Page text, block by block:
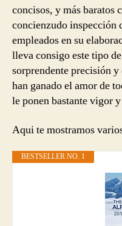
concisos, y más baratos
concienzudo inspección
empleados en su
lleva consigo este tipo
sorprendente precisión
han ganado el amor de
le ponen bastante vigor
Aqui te mostramos
BESTSELLER NO. 1